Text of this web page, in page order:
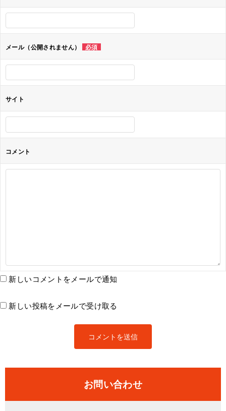
シ
ョ
ン
メール（公開されません） 必須
サイト
コメント
新しいコメントをメールで通知
新しい投稿をメールで受け取る
お問い合わせ